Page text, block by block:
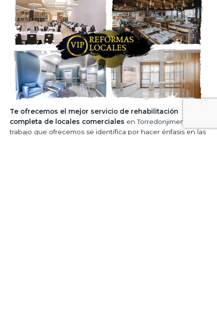
Te ofrecemos el mejor servicio de rehabilitación
completa de locales comerciales en Torredonjimeno. El
trabajo que ofrecemos se identifica por hacer énfasis en las